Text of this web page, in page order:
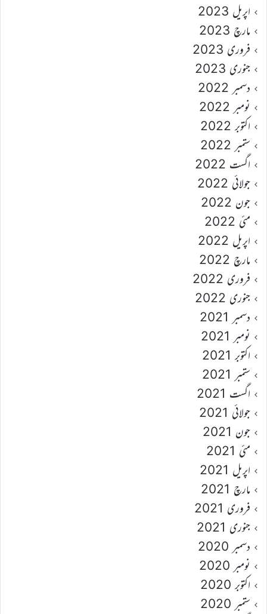
اپریل 2023
مارچ 2023
فروری 2023
جنوری 2023
دسمبر 2022
نومبر 2022
اکتوبر 2022
ستمبر 2022
اگست 2022
جولائی 2022
جون 2022
مئی 2022
اپریل 2022
مارچ 2022
فروری 2022
جنوری 2022
دسمبر 2021
نومبر 2021
اکتوبر 2021
ستمبر 2021
اگست 2021
جولائی 2021
جون 2021
مئی 2021
اپریل 2021
مارچ 2021
فروری 2021
جنوری 2021
دسمبر 2020
نومبر 2020
اکتوبر 2020
ستمبر 2020